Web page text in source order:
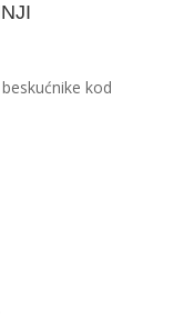
kod